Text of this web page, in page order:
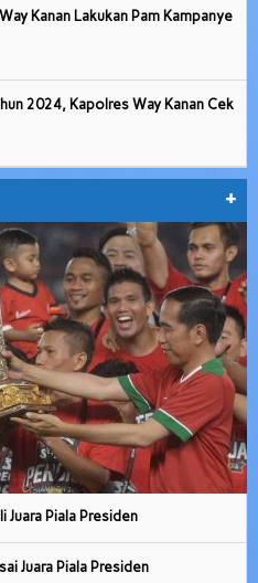
Kanan Lakukan Pam Kampanye
2024, Kapolres Way Kanan Cek
+
Juara Piala Presiden
Juara Piala Presiden